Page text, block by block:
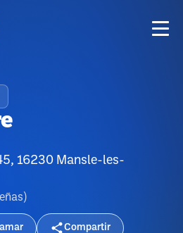
16230 Mansle-les-
)
Compartir